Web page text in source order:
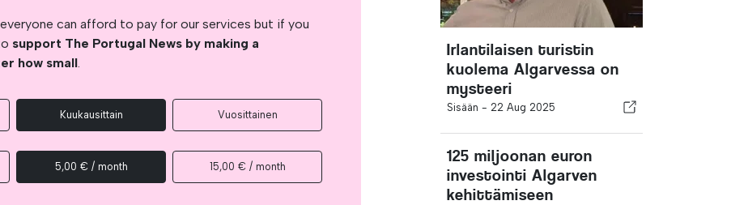
can afford to pay for our services but if you
support The Portugal News by making a
how small.
Kuukausittain Vuosittainen
5,00 € / month 15,00 € / month
Irlantilaisen turistin
kuolema Algarvessa on
mysteeri
Sisään - 22 Aug 2025
125 miljoonan euron
investointi Algarven
kehittämiseen